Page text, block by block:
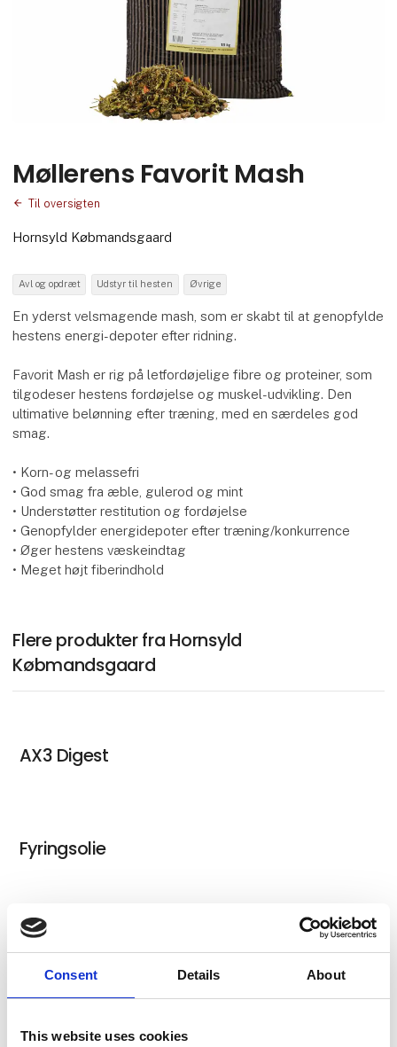
Consent Details About
This website uses cookies
Møllerens Favorit Mash
Til oversigten
Hornsyld Købmandsgaard
Avl og opdræt Udstyr til hesten Øvrige
En yderst velsmagende mash, som er skabt til at genopfylde
hestens energi-depoter efter ridning.
Favorit Mash er rig på letfordøjelige fibre og proteiner, som
tilgodeser hestens fordøjelse og muskel-udvikling. Den
ultimative belønning efter træning, med en særdeles god
smag.
• Korn- og melassefri
• God smag fra æble, gulerod og mint
• Understøtter restitution og fordøjelse
• Genopfylder energidepoter efter træning/konkurrence
• Øger hestens væskeindtag
• Meget højt fiberindhold
Flere produkter fra Hornsyld
Købmandsgaard
AX3 Digest
Fyringsolie
Landbrugsdiesel
Smøreolie